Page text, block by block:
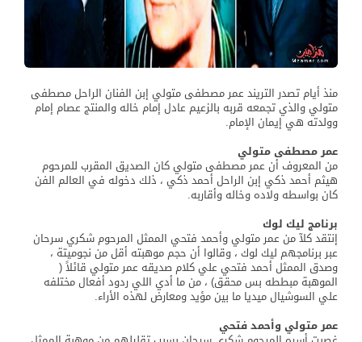
منذ أيام تصدر التريند عمر مصطفى متولي إبن الفنان الراحل مصطفى
متولي والذي تجمعه قربه بالزعيم عادل إمام خاله والمنتج عصام إمام
وولدته هي إيمان الإمام.
عمر مصطفى متولي
من المعروف أن عمر مصطفى متولي كان الصديق المقرب للمرحوم
هيثم أحمد ذكي إبن الراحل أحمد ذكي ، ذلك دخوله في العالم الفن
كان بواسطه ولاده وخاله وأقاربه.
برنامج ليك لوك
إنتقد كلآ من عمر متولي وأحمد فتحي الممثل المرحوم شكري سرحان
عبر برنامجهم ليك لوك ، وقالوا أن حجم موهبته أقل من نجوميتة ،
وصدق الممثل أحمد فتحي علي كلام صديقه عمر متولي قائلاً (
الموهبة مبططه بس محقق) ، من ما أدي اللي ردود أفعال مختلفه
علي السوشيال ميديا ما بين مؤيد ومعارض لهذه الأراء.
عمر متولي وأحمد فتحي